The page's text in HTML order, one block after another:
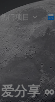
门项目
爱分享